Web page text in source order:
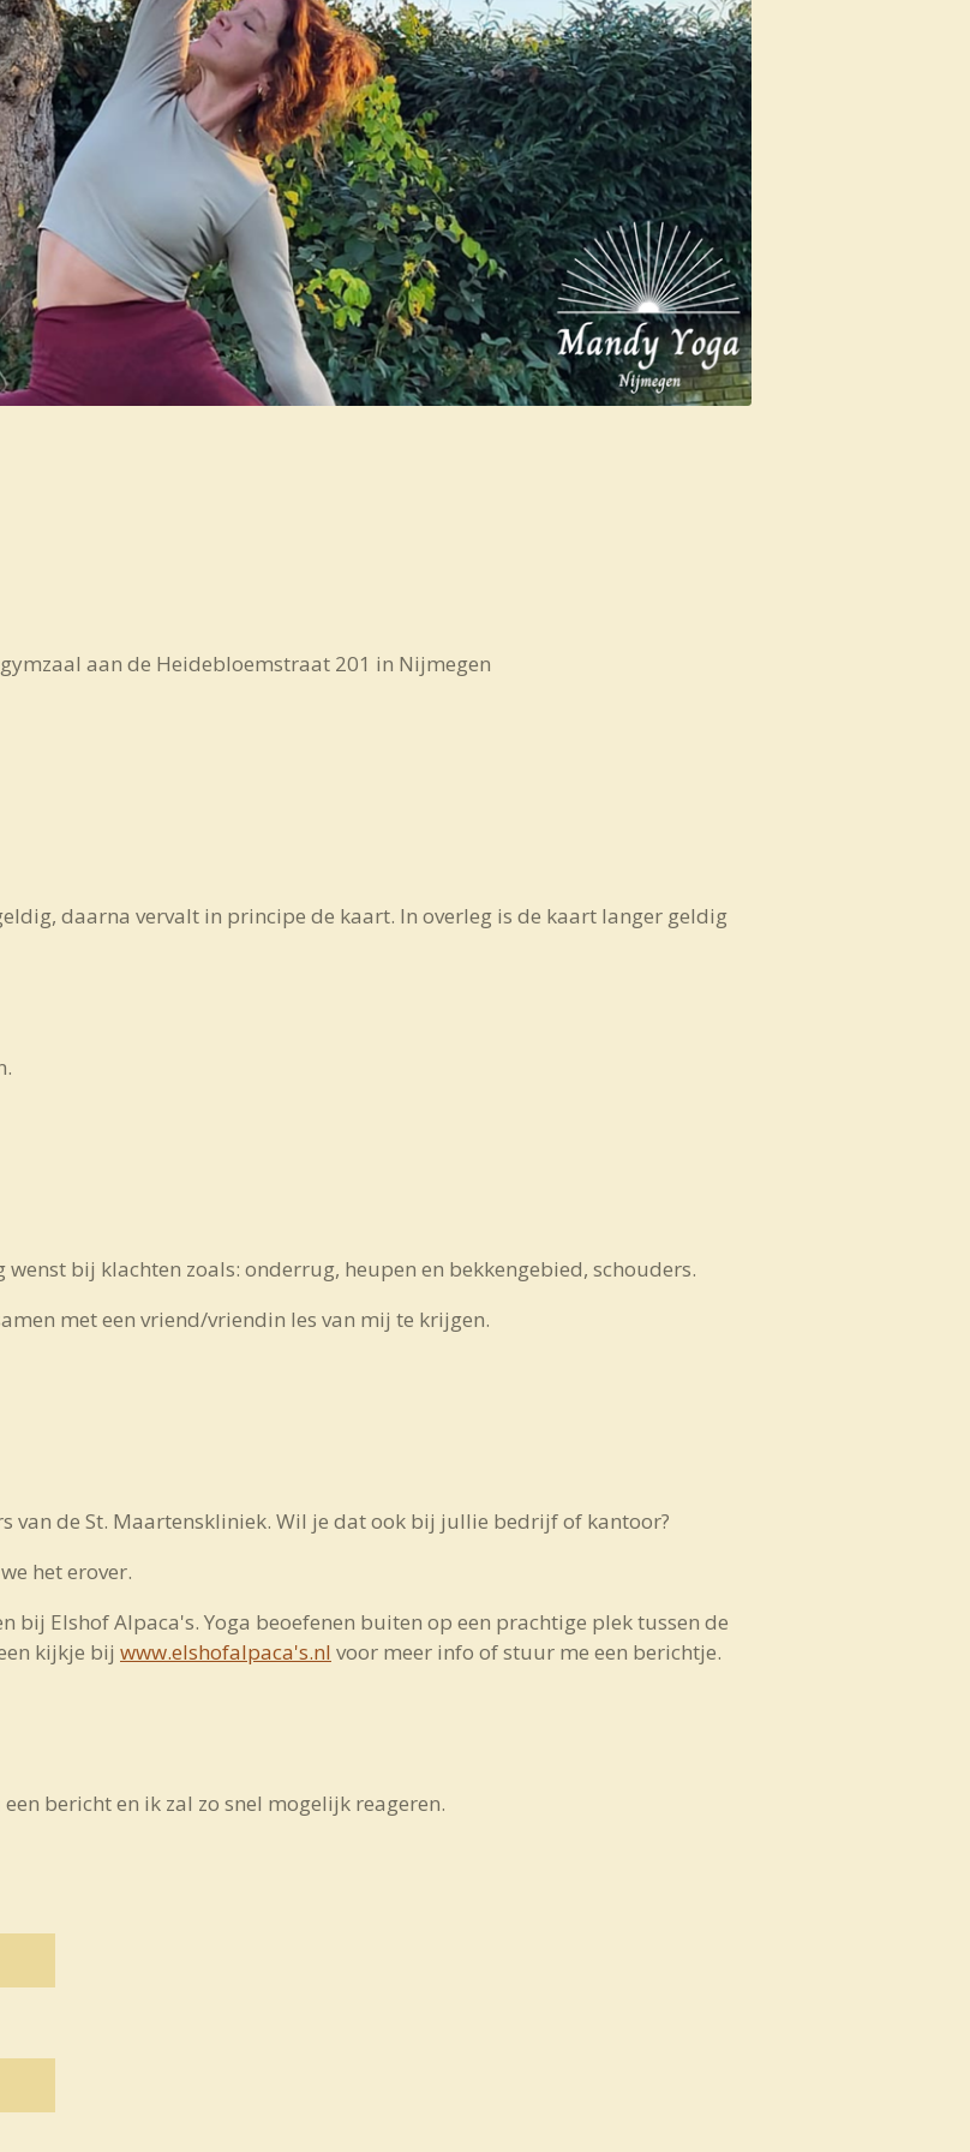
aan de Heidebloemstraat 201 in Nijmegen
daarna vervalt in principe de kaart. In overleg is de kaart langer geldig
bij klachten zoals: onderrug, heupen en bekkengebied, schouders.
met een vriend/vriendin les van mij te krijgen.
van de St. Maartenskliniek. Wil je dat ook bij jullie bedrijf of kantoor?
het erover.
bij Elshof Alpaca's. Yoga beoefenen buiten op een prachtige plek tussen de
kijkje bij www.elshofalpaca's.nl voor meer info of stuur me een berichtje.
bericht en ik zal zo snel mogelijk reageren.